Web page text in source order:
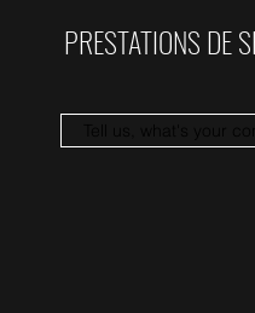
PRESTATIONS DE